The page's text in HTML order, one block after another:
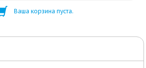
Ваша корзина пуста.